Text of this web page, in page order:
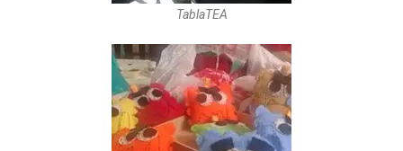
TablaTEA